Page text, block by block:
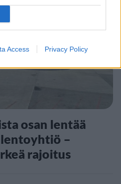
Access Privacy Policy
osan lentää
–
rajoitus